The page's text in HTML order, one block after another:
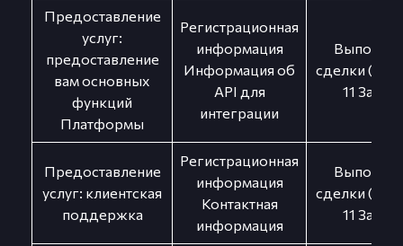
Предоставление
услуг:
предоставление
вам основных
функций
Платформы
Регистрационная
информация
Информация об
API для
интеграции
сделки (п. 3
11
Предоставление
услуг: клиентская
поддержка
Регистрационная
информация
Контактная
информация
сделки (п. 3
11